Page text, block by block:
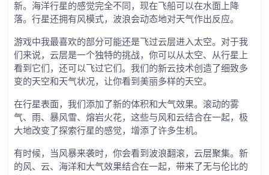
新。海洋行星的感觉完全不同，现在飞船可以在水面上降
落。行星还拥有风模式，波浪会动态地对天气作出反应。
游戏中我最喜欢的部分可能还是飞过云层进入太空。对于我
们来说，云层是一个独特的挑战，你可以从太空、从行星上
看到它们，还可以飞过它们。我们的新云技术创造了细致多
变的天空和天气状况，让你看到美丽多样的天空。
在行星表面，我们添加了新的体积和大气效果。滚动的雾
气、雨、暴风雪、熔岩火花，这些与风和云结合在一起，极
大地改变了探索行星的感觉，增添了许多生机。
有时候，当风暴来袭时，你会看到波浪翻滚，云层聚集。新
的风、云、海洋和大气效果结合在一起，带来了无与伦比的